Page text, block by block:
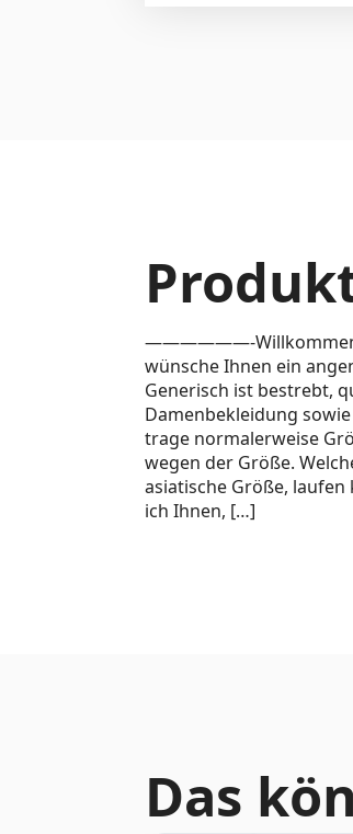
——————-
wünsche Ihnen ein
Generisch ist bestrebt,
Damenbekleidung
trage normalerweise
wegen der Größe.
asiatische Größe,
ich Ihnen, […]
Das